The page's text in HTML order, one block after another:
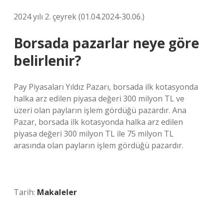
2024 yılı 2. çeyrek (01.04.2024-30.06.)
Borsada pazarlar neye göre
belirlenir?
Pay Piyasaları Yıldız Pazarı, borsada ilk kotasyonda
halka arz edilen piyasa değeri 300 milyon TL ve
üzeri olan payların işlem gördüğü pazardır. Ana
Pazar, borsada ilk kotasyonda halka arz edilen
piyasa değeri 300 milyon TL ile 75 milyon TL
arasında olan payların işlem gördüğü pazardır.
Tarih: Makaleler